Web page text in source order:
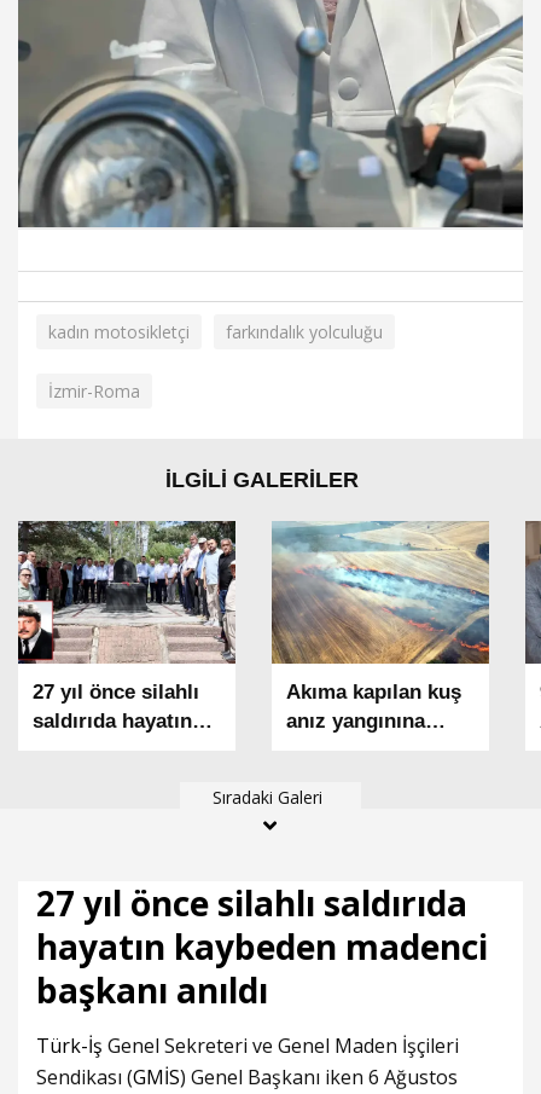
kadın motosikletçi farkındalık yolculuğu
İzmir-Roma
İLGİLİ GALERİLER
Sıradaki Galeri
27 yıl önce silahlı
saldırıda hayatın
Akıma kapılan kuş
anız yangınına
gördü
27 yıl önce silahlı saldırıda
hayatın kaybeden madenci
başkanı anıldı
Türk-İş Genel Sekreteri ve Genel Maden İşçileri
Sendikası (GMİS) Genel Başkanı iken 6 Ağustos